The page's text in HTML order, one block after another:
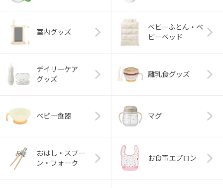
室内グッズ
ベビーふとん・ベ
ビーベッド
デイリーケア
グッズ
離乳食グッズ
ベビー食器 マグ
おはし・スプー
ン・フォーク
お食事エプロン